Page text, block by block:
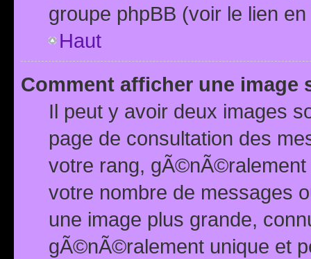
groupe phpBB (voir le lien
Haut
Comment afficher une image
Il peut y avoir deux images
page de consultation des
votre rang,
votre nombre de messages
une image plus grande,
gÃ©nÃ©ralement unique et